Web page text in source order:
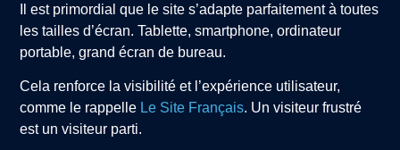
Il est primordial que le site s’adapte parfaitement à toutes
les tailles d’écran. Tablette, smartphone, ordinateur
portable, grand écran de bureau.
Cela renforce la visibilité et l’expérience utilisateur,
comme le rappelle Le Site Français. Un visiteur frustré
est un visiteur parti.